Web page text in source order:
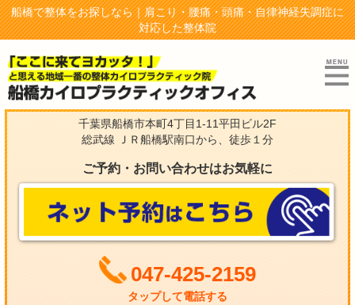
船橋で整体をお探しなら｜肩こり・腰痛・頭痛・自律神経失調症に
対応した整体院
千葉県船橋市本町4丁目1-11平田ビル2F
総武線 ＪＲ船橋駅南口から、徒歩１分
ご予約・お問い合わせはお気軽に
047-425-2159
タップして電話する